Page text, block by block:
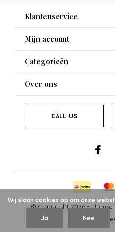
Klantenservice
Mijn account
Categorieën
Over ons
CALL US
© Copyright2026- Theme
Wij slaan cookies op om onze
Ja Nee